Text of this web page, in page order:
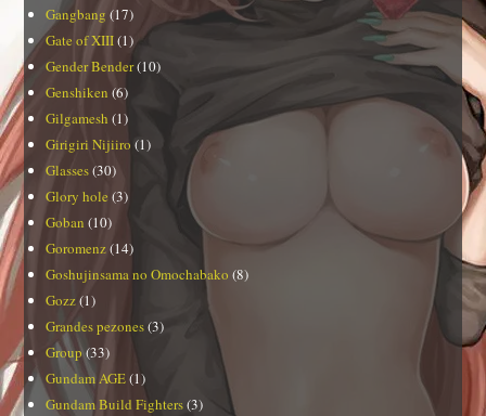
Gangbang (17)
Gate of XIII(1)
Gender Bender(10)
Genshiken (6)
Gilgamesh (1)
Girigiri Nijiiro (1)
Glasses(30)
Glory hole (3)
Goban (10)
Goromenz(14)
Goshujinsama no Omochabako (8)
Gozz(1)
Grandes pezones(3)
Group(33)
Gundam AGE(1)
Gundam Build Fighters(3)